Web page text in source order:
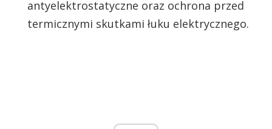
antyelektrostatyczne oraz ochrona przed
termicznymi skutkami łuku elektrycznego.